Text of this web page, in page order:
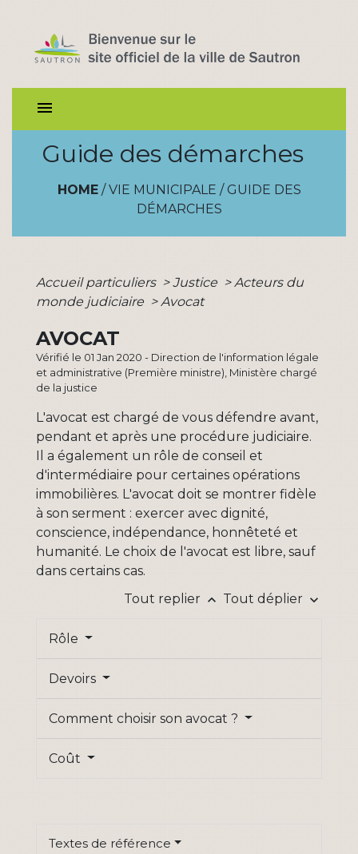
menu
Guide des démarches
HOME/ VIE MUNICIPALE / GUIDE DES
DÉMARCHES
Accueil particuliers > Justice > Acteurs du
monde judiciaire > Avocat
AVOCAT
Vérifié le 01 Jan 2020 - Direction de l'information légale
et administrative (Première ministre), Ministère chargé
de la justice
L'avocat est chargé de vous défendre avant,
pendant et après une procédure judiciaire.
Il a également un rôle de conseil et
d'intermédiaire pour certaines opérations
immobilières. L'avocat doit se montrer fidèle
à son serment : exercer avec dignité,
conscience, indépendance, honnêteté et
humanité. Le choix de l'avocat est libre, sauf
dans certains cas.
Tout replier keyboard_arrow_up Tout déplier keyboard_arrow_down
Rôle
Devoirs
Comment choisir son avocat ?
Coût
Textes de référence